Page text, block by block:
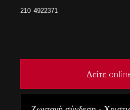
210 4922371
Δείτε